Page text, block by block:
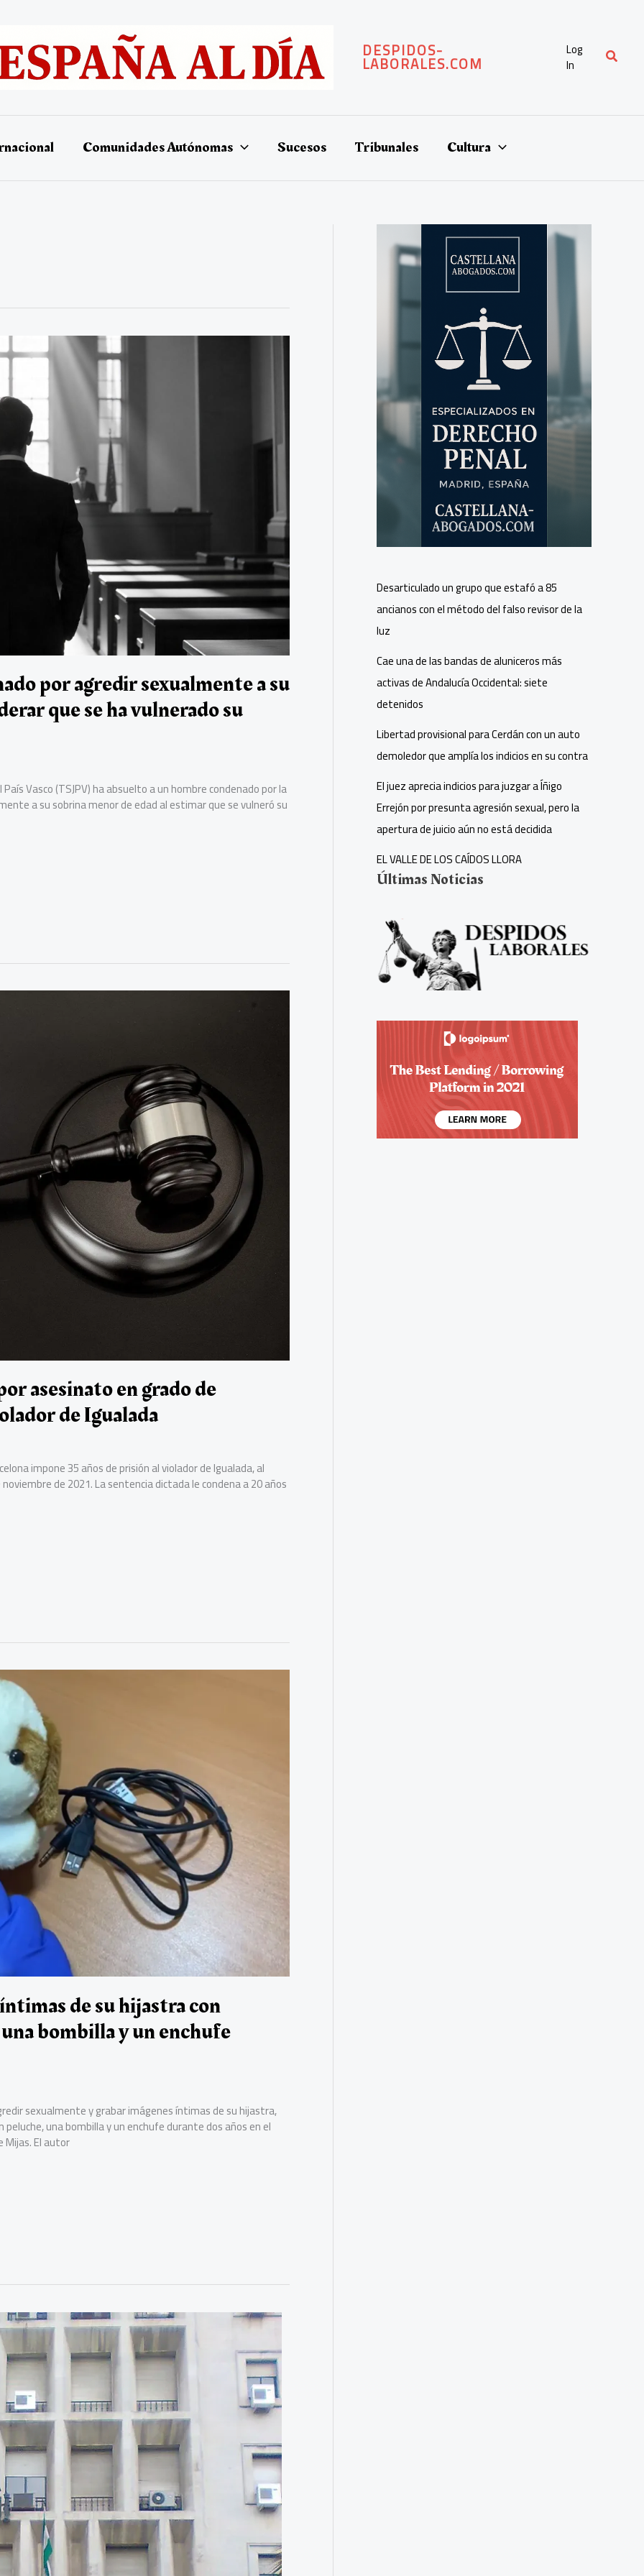
DESPIDOS-
LABORALES.COM
Log
In Buscar
Comunidades Autónomas Sucesos Tribunales Cultura
por agredir sexualmente a su
que se ha vulnerado su
Vasco (TSJPV) ha absuelto a un hombre condenado por la
a su sobrina menor de edad al estimar que se vulneró su
asesinato en grado de
de Igualada
impone 35 años de prisión al violador de Igualada, al
de 2021. La sentencia dictada le condena a 20 años
de su hijastra con
bombilla y un enchufe
sexualmente y grabar imágenes íntimas de su hijastra,
una bombilla y un enchufe durante dos años en el
Mijas. El autor
Desarticulado un grupo que estafó a 85
ancianos con el método del falso revisor de la
luz
Cae una de las bandas de aluniceros más
activas de Andalucía Occidental: siete
detenidos
Libertad provisional para Cerdán con un auto
demoledor que amplía los indicios en su contra
El juez aprecia indicios para juzgar a Íñigo
Errejón por presunta agresión sexual, pero la
apertura de juicio aún no está decidida
EL VALLE DE LOS CAÍDOS LLORA
Últimas Noticias